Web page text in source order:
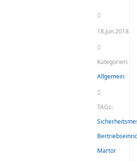
18.Jun.2018
Kategorien:
Allgemein
TAGs:
Martor